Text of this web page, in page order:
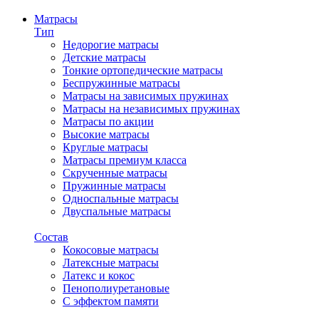
Матрасы
Тип
Недорогие матрасы
Детские матрасы
Тонкие ортопедические матрасы
Беспружинные матрасы
Матрасы на зависимых пружинах
Матрасы на независимых пружинах
Матрасы по акции
Высокие матрасы
Круглые матрасы
Матрасы премиум класса
Скрученные матрасы
Пружинные матрасы
Односпальные матрасы
Двуспальные матрасы
Состав
Кокосовые матрасы
Латексные матрасы
Латекс и кокос
Пенополиуретановые
С эффектом памяти